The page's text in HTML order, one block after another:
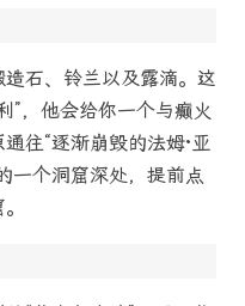
石、铃兰以及露滴。这
”，他会给你一个与癫火
往“逐渐崩毁的法姆·亚
一个洞窟深处，提前点